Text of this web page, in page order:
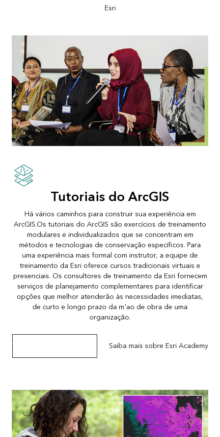
Esri
Tutoriais do ArcGIS
Há vários caminhos para construir sua experiência em
ArcGIS.Os tutoriais do ArcGIS são exercícios de treinamento
modulares e individualizados que se concentram em
métodos e tecnologias de conservação específicos. Para
uma experiência mais formal com instrutor, a equipe de
treinamento da Esri oferece cursos tradicionais virtuais e
presenciais. Os consultores de treinamento da Esri fornecem
serviços de planejamento complementares para identificar
opções que melhor atenderão às necessidades imediatas,
de curto e longo prazo da m'ao de obra de uma
organização.
Visite a galeria de tutoriais Saiba mais sobre Esri Academy